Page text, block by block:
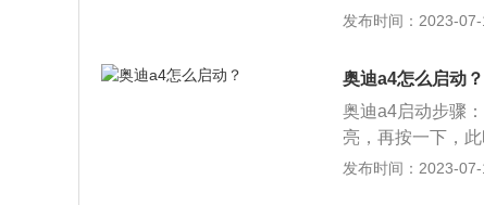
宽1893mm、高
机，最大马力是
发布时间：2023-
奥迪a4怎么启动？
奥迪a4启动步骤
亮，再按一下，
动。3、松开脚刹
发布时间：2023-